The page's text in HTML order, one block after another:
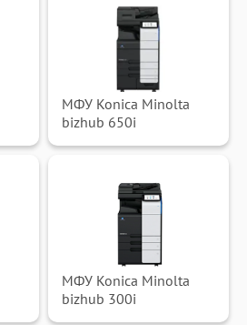
МФУ Konica Minolta
bizhub 650i
МФУ Konica Minolta
bizhub 300i